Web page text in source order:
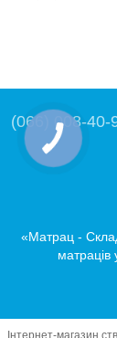
(066) 008-40-
«Матрац -
матраців